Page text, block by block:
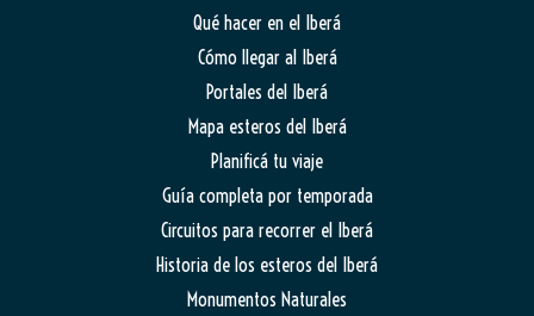
Qué hacer en el Iberá
Cómo llegar al Iberá
Portales del Iberá
Mapa esteros del Iberá
Planificá tu viaje
Guía completa por temporada
Circuitos para recorrer el Iberá
Historia de los esteros del Iberá
Monumentos Naturales